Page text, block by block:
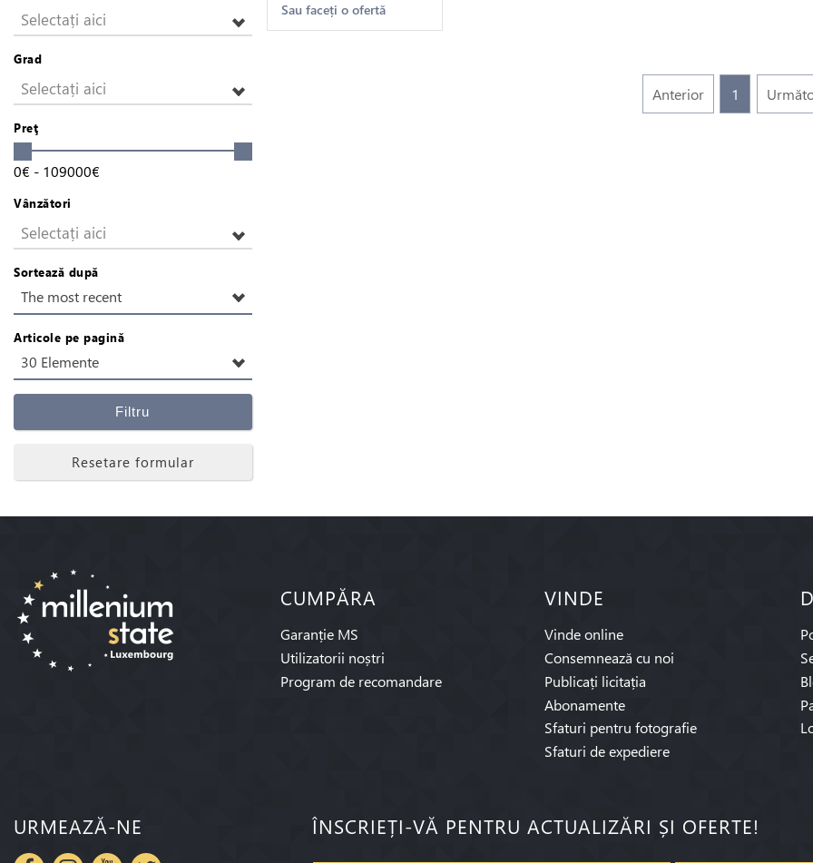
Selectați aici
Grad
Selectați aici
Preţ
0€ - 109000€
Vânzători
Selectați aici
Sortează după
The most recent
Articole pe pagină
30 Elemente
Filtru
Resetare formular
Sau faceți o ofertă
Anterior 1
CUMPĂRA
Garanție MS
Utilizatorii noștri
Program de recomandare
VINDE
Vinde online
Consemnează cu noi
Publicați licitația
Abonamente
Sfaturi pentru fotografie
Sfaturi de expediere
URMEAZĂ-NE ÎNSCRIEȚI-VĂ PENTRU ACTUALIZĂRI ȘI OFERTE!